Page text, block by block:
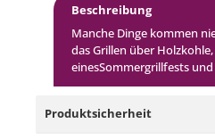
Beschreibung
Manche Dinge kommen
das Grillen über
einesSommergrillfests
Produktsicherheit